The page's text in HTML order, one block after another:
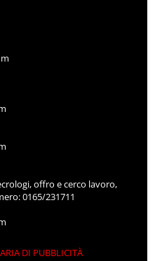
offro e cerco lavoro,
0165/231711
DI PUBBLICITÀ